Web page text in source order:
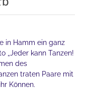
in Hamm ein ganz
„Jeder kann Tanzen!
des
traten Paare mit
Können.